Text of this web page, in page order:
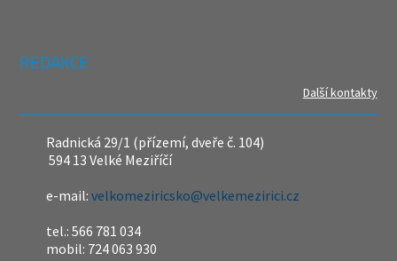
REDAKCE
Další kontakty
Radnická 29/1 (přízemí, dveře č. 104)
594 13 Velké Meziříčí
e-mail:velkomeziricsko@velkemezirici.cz
tel.: 566 781 034
mobil: 724 063 930